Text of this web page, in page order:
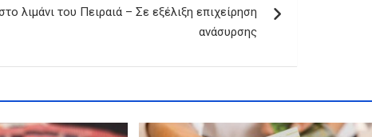
λιμάνι του Πειραιά – Σε εξέλιξη επιχείρηση
ανάσυρσης